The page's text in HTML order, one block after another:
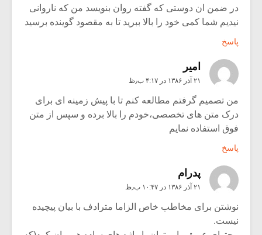
در ضمن ان دوستی که گفته روان بنویسد من که ناروانی
نیدیم شما کمی خود را بالا ببرید تا به مقصود گوینده برسید
پاسخ
امیر
۲۱ آذر ۱۳۸۶ در ۴:۱۷ ب٫ظ
من تصمیم گرفتم مطالعه کنم تا با پیش زمینه ای برای
درک متن های تخصصی،خودم را بالا برده و سپس از متن
فوق استفاده نمایم
پاسخ
پدرام
۲۱ آذر ۱۳۸۶ در ۱۰:۴۷ ب٫ظ
نوشتن برای مخاطب خاص الزاما مترادف با بیان پیچیده
نیست.